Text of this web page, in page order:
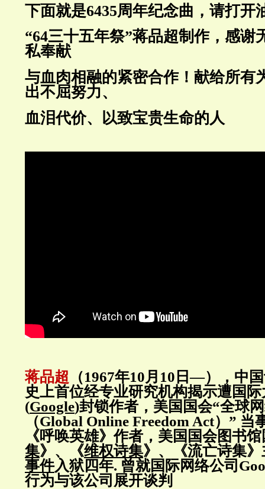
下面就是6435周年纪念曲，请打开
“64三十五年祭”蒋品超制作，感谢
私奉献
与血肉相融的紧密合作！献给所有
出不屈努力、
血泪代价、以致宝贵生命的人
蒋品超 （1967年10月10日—），中
史上首位经专业研究机构揭示遭国
(Google)封锁作者，美国国会“全球
（Global Online Freedom Act）” 当
《呼唤英雄》作者，美国国会图书
集》、《维权诗集》、《流亡诗集
事件入狱四年. 曾就国际网络公司
行为与该公司展开谈判